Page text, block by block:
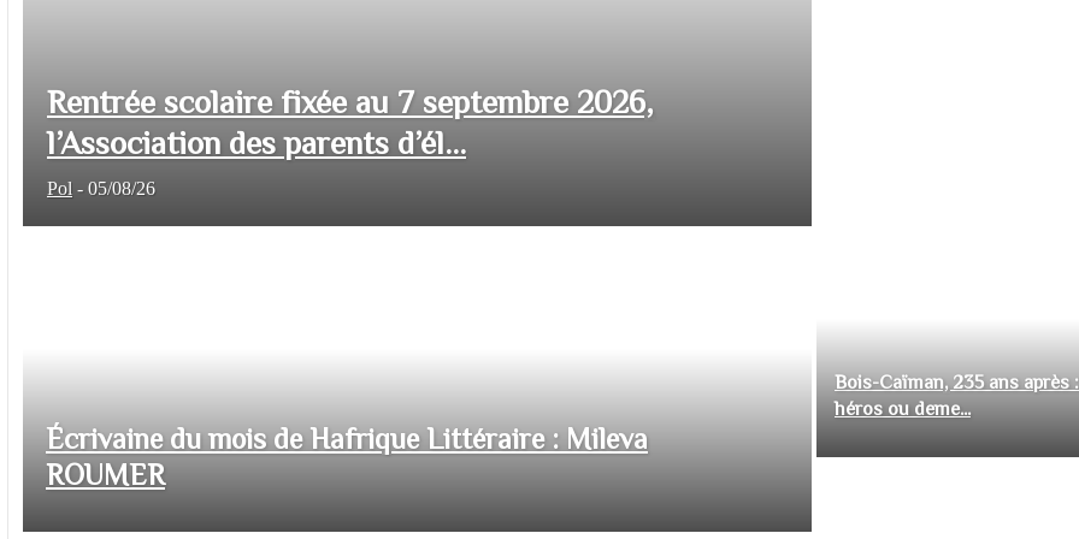
Rentrée scolaire fixée au 7 septembre 2026,
l’Association des parents d’él...
Pol - 05/08/26
Écrivaine du mois de Hafrique Littéraire : Mileva
ROUMER
Bois-Caïman, 235 ans après
héros ou deme...